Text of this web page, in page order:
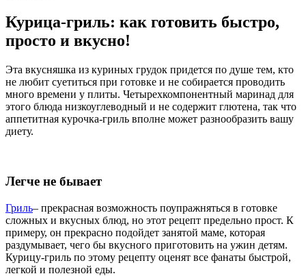
Курица-гриль: как готовить быстро,
просто и вкусно!
Эта вкусняшка из куриных грудок придется по душе тем, кто
не любит суетиться при готовке и не собирается проводить
много времени у плиты. Четырехкомпонентный маринад для
этого блюда низкоуглеводный и не содержит глютена, так что
аппетитная курочка-гриль вполне может разнообразить вашу
диету.
Легче не бывает
Гриль– прекрасная возможность поупражняться в готовке
сложных и вкусных блюд, но этот рецепт предельно прост. К
примеру, он прекрасно подойдет занятой маме, которая
раздумывает, чего бы вкусного приготовить на ужин детям.
Курицу-гриль по этому рецепту оценят все фанаты быстрой,
легкой и полезной еды.